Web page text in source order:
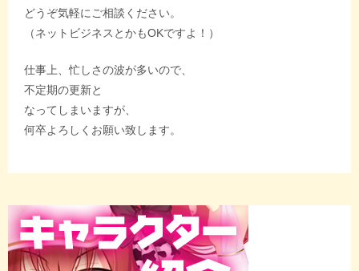
どうぞ気軽にご相談ください。
（ネットビジネスとかもOKですよ！）
仕事上、忙しさの波が多いので、
不定期の更新と
なってしまいますが、
何卒よろしくお願い致します。